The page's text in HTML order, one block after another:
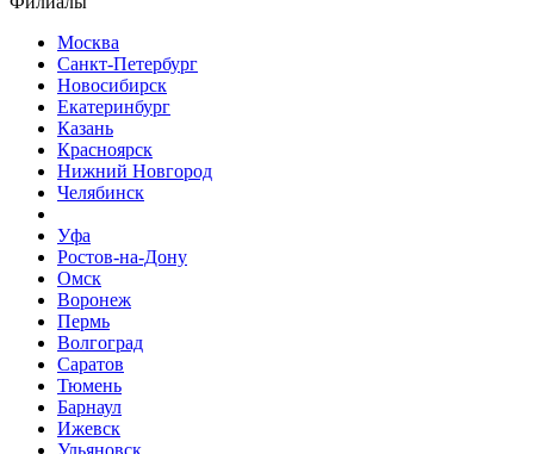
Москва
Санкт-Петербург
Новосибирск
Екатеринбург
Казань
Красноярск
Нижний Новгород
Челябинск
Уфа
Ростов-на-Дону
Омск
Воронеж
Пермь
Волгоград
Саратов
Тюмень
Барнаул
Ижевск
Ульяновск